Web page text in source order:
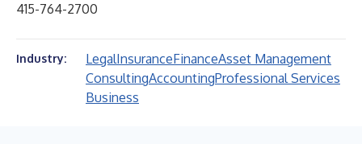
415-764-2700
Industry: LegalInsuranceFinanceAsset Management
ConsultingAccountingProfessional Services
Business